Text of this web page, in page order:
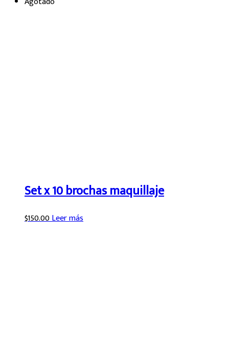
Set x 10 brochas maquillaje
$150.00Leer más